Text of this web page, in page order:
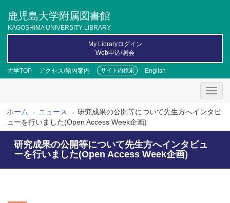
ツ
鹿児島大学附属図書館
KAGOSHIMA UNIVERSITY LIBRARY
大学TOP アクセス/館内案内 サイト内検索 English
My Libraryログイン
Web申込/照会
パ
ン
く
ず
ホーム ニュース
研究成果の公開等について先生方へインタビ
ューを行いました(Open Access Week企画)
研究成果の公開等について先生方へインタビュ
ーを行いました(Open Access Week企画)